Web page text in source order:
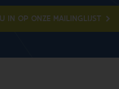
IN OP ONZE MAILINGLIJST